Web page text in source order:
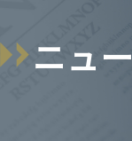
ニュー